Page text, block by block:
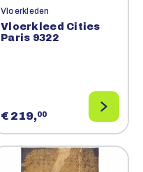
Vloerkleden
Vloerkleed Cities
Paris 9322
€ 219,00